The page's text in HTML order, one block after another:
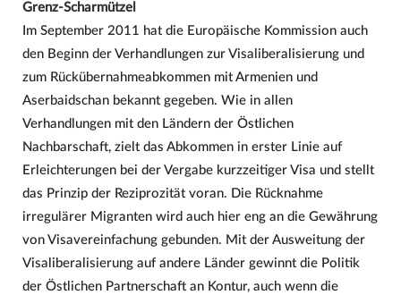
Grenz-Scharmützel
Im September 2011 hat die Europäische Kommission auch
den Beginn der Verhandlungen zur Visaliberalisierung und
zum Rückübernahmeabkommen mit Armenien und
Aserbaidschan bekannt gegeben. Wie in allen
Verhandlungen mit den Ländern der Östlichen
Nachbarschaft, zielt das Abkommen in erster Linie auf
Erleichterungen bei der Vergabe kurzzeitiger Visa und stellt
das Prinzip der Reziprozität voran. Die Rücknahme
irregulärer Migranten wird auch hier eng an die Gewährung
von Visavereinfachung gebunden. Mit der Ausweitung der
Visaliberalisierung auf andere Länder gewinnt die Politik
der Östlichen Partnerschaft an Kontur, auch wenn die